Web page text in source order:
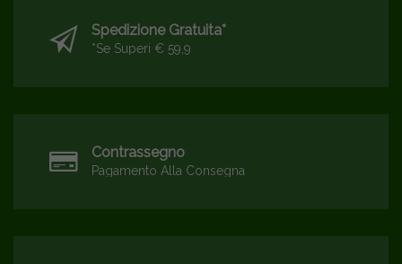
Spedizione Gratuita*
*se Superi € 59,9
Contrassegno
Pagamento Alla Consegna